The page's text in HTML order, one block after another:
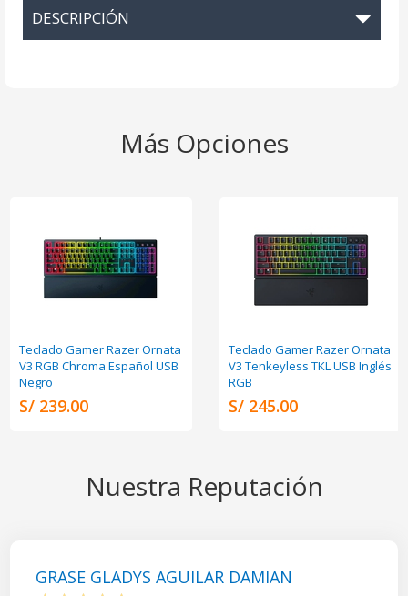
DESCRIPCIÓN
Más Opciones
Teclado Gamer Razer Ornata
V3 RGB Chroma Español USB
Negro
S/ 239.00
Teclado Gamer Razer Ornata
V3 Tenkeyless TKL USB Inglés
RGB
S/ 245.00
Nuestra Reputación
GRASE GLADYS AGUILAR DAMIAN